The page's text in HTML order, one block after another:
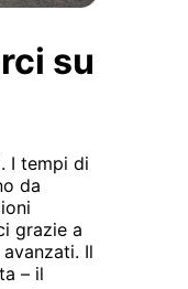
su
I tempi di
da
grazie a
Il
– il